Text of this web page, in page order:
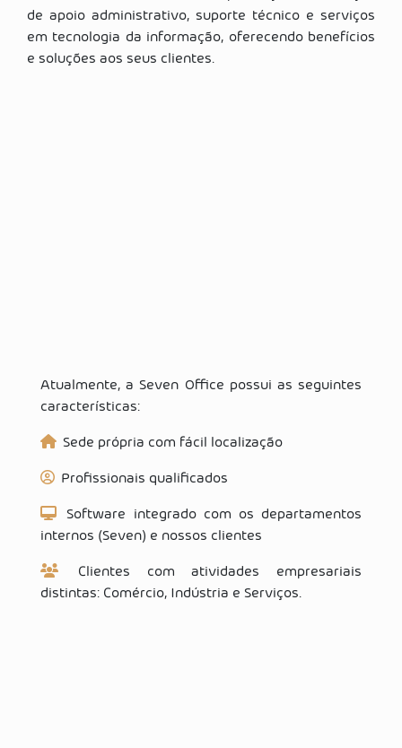
de apoio administrativo, suporte técnico e serviços
em tecnologia da informação, oferecendo benefícios
e soluções aos seus clientes.
Atualmente, a Seven Office possui as seguintes
características:
Sede própria com fácil localização
Profissionais qualificados
Software integrado com os departamentos
internos (Seven) e nossos clientes
Clientes com atividades empresariais
distintas: Comércio, Indústria e Serviços.